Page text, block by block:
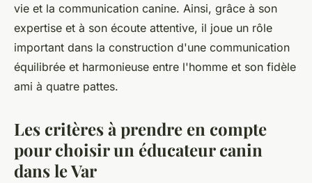
vie et la communication canine. Ainsi, grâce à son
expertise et à son écoute attentive, il joue un rôle
important dans la construction d'une communication
équilibrée et harmonieuse entre l'homme et son fidèle
ami à quatre pattes.
Les critères à prendre en compte
pour choisir un éducateur canin
dans le Var